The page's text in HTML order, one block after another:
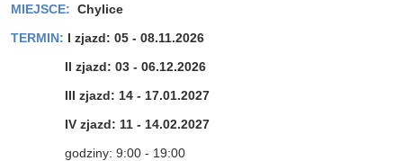
MIEJSCE: Chylice
TERMIN: I zjazd: 05 - 08.11.2026
II zjazd: 03 - 06.12.2026
III zjazd: 14 - 17.01.2027
IV zjazd: 11 - 14.02.2027
godziny: 9:00 - 19:00